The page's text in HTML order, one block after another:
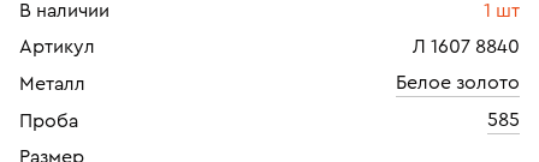
В наличии
1 шт
Артикул
Л 1607 8840
Металл
Белое золото
Проба
585
Размер